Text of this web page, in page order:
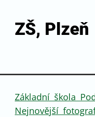
ZŠ, Plzeň
Základní škola
Nejnovější